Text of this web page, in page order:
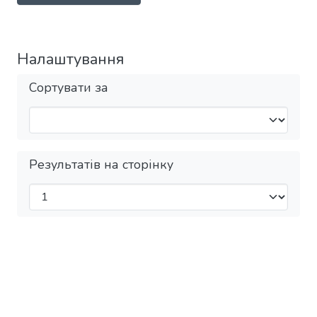
Налаштування
Сортувати за
Результатів на сторінку